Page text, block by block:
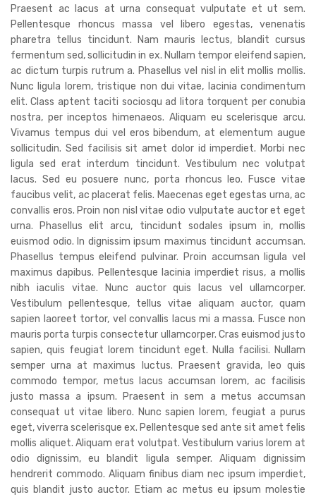
Praesent ac lacus at urna consequat vulputate et ut sem.
Pellentesque rhoncus massa vel libero egestas, venenatis
pharetra tellus tincidunt. Nam mauris lectus, blandit cursus
fermentum sed, sollicitudin in ex. Nullam tempor eleifend sapien,
ac dictum turpis rutrum a. Phasellus vel nisl in elit mollis mollis.
Nunc ligula lorem, tristique non dui vitae, lacinia condimentum
elit. Class aptent taciti sociosqu ad litora torquent per conubia
nostra, per inceptos himenaeos. Aliquam eu scelerisque arcu.
Vivamus tempus dui vel eros bibendum, at elementum augue
sollicitudin. Sed facilisis sit amet dolor id imperdiet. Morbi nec
ligula sed erat interdum tincidunt. Vestibulum nec volutpat
lacus. Sed eu posuere nunc, porta rhoncus leo. Fusce vitae
faucibus velit, ac placerat felis. Maecenas eget egestas urna, ac
convallis eros. Proin non nisl vitae odio vulputate auctor et eget
urna. Phasellus elit arcu, tincidunt sodales ipsum in, mollis
euismod odio. In dignissim ipsum maximus tincidunt accumsan.
Phasellus tempus eleifend pulvinar. Proin accumsan ligula vel
maximus dapibus. Pellentesque lacinia imperdiet risus, a mollis
nibh iaculis vitae. Nunc auctor quis lacus vel ullamcorper.
Vestibulum pellentesque, tellus vitae aliquam auctor, quam
sapien laoreet tortor, vel convallis lacus mi a massa. Fusce non
mauris porta turpis consectetur ullamcorper. Cras euismod justo
sapien, quis feugiat lorem tincidunt eget. Nulla facilisi. Nullam
semper urna at maximus luctus. Praesent gravida, leo quis
commodo tempor, metus lacus accumsan lorem, ac facilisis
justo massa a ipsum. Praesent in sem a metus accumsan
consequat ut vitae libero. Nunc sapien lorem, feugiat a purus
eget, viverra scelerisque ex. Pellentesque sed ante sit amet felis
mollis aliquet. Aliquam erat volutpat. Vestibulum varius lorem at
odio dignissim, eu blandit ligula semper. Aliquam dignissim
hendrerit commodo. Aliquam finibus diam nec ipsum imperdiet,
quis blandit justo auctor. Etiam ac metus eu ipsum molestie